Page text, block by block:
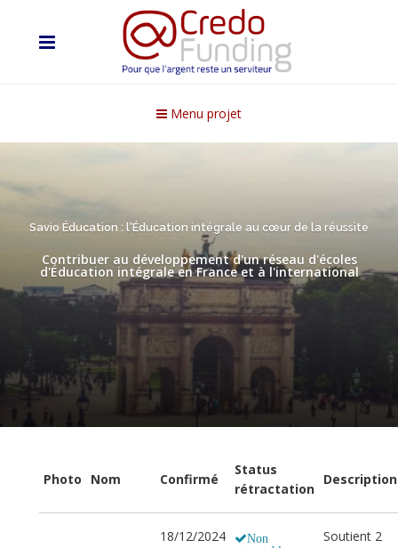
Menu projet
Savio Éducation : l'Éducation intégrale au cœur de la réussite
Contribuer au développement d'un réseau d'écoles
d'Éducation intégrale en France et à l'international
Photo Nom Confirmé
Status
rétractation
Description
18/12/2024
Non
Soutient 2